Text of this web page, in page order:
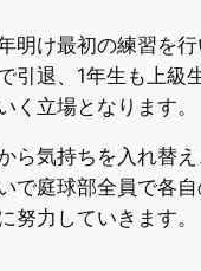
明け最初の練習を
引退、1年生も上級
く立場となります。
ら気持ちを入れ替
で庭球部全員で各
努力していきます。